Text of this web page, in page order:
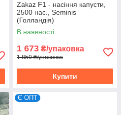
Zakaz F1 - насіння капусти,
2500 нас., Seminis
(Голландія)
В наявності
1 673 ₴/упаковка
1 859 ₴/упаковка
Купити
Є ОПТ